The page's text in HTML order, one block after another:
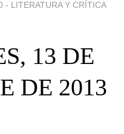
- LITERATURA Y CRÍTICA
13 DE
DE 2013